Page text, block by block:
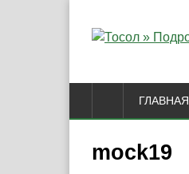
ГЛАВНАЯ
mock19